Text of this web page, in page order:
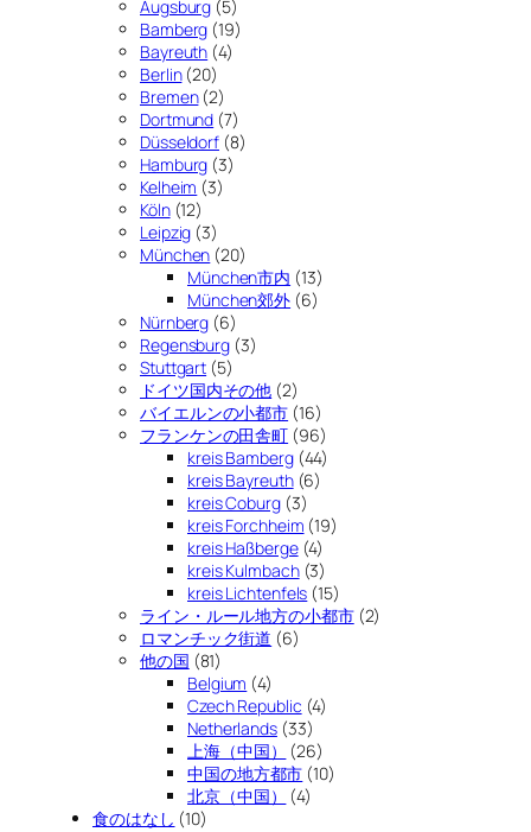
Augsburg (5)
Bamberg (19)
Bayreuth (4)
Berlin(20)
Bremen(2)
Dortmund (7)
Düsseldorf (8)
Hamburg (3)
Kelheim (3)
Köln(12)
Leipzig (3)
München (20)
München市内 (13)
München郊外 (6)
Nürnberg (6)
Regensburg (3)
Stuttgart (5)
ドイツ国内その他 (2)
バイエルンの小都市 (16)
フランケンの田舎町 (96)
kreis Bamberg(44)
kreis Bayreuth(6)
kreis Coburg(3)
kreis Forchheim (19)
kreis Haßberge(4)
kreis Kulmbach(3)
kreis Lichtenfels (15)
ライン・ルール地方の小都市(2)
ロマンチック街道 (6)
他の国 (81)
Belgium (4)
Czech Republic (4)
Netherlands(33)
上海（中国）
(26)
中国の地方都市 (10)
北京（中国）
(4)
食のはなし (10)